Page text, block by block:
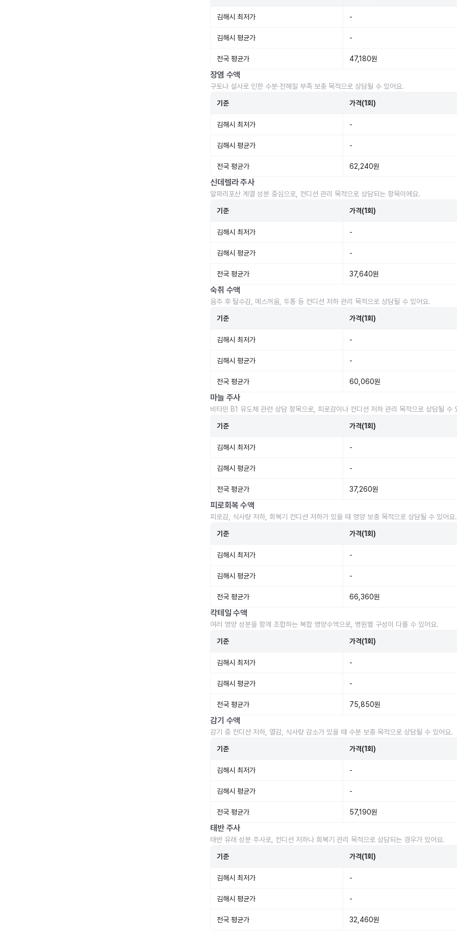
김해시 최저가 -
김해시 평균가 -
전국 평균가 47,180원
장염 수액
구토나 설사로 인한 수분·전해질 부족 보충 목적으로 상담될 수 있어요.
기준 가격(1회)
김해시 최저가 -
김해시 평균가 -
전국 평균가 62,240원
신데렐라 주사
알파리포산 계열 성분 중심으로, 컨디션 관리 목적으로 상담되는 항목이에요.
기준 가격(1회)
김해시 최저가 -
김해시 평균가 -
전국 평균가 37,640원
숙취 수액
음주 후 탈수감, 메스꺼움, 두통 등 컨디션 저하 관리 목적으로 상담될 수 있어요.
기준 가격(1회)
김해시 최저가 -
김해시 평균가 -
전국 평균가 60,060원
마늘 주사
비타민 B1 유도체 관련 상담 항목으로, 피로감이나 컨디션 저하 관리 목적으로 상담될 수
기준 가격(1회)
김해시 최저가 -
김해시 평균가 -
전국 평균가 37,260원
피로회복 수액
피로감, 식사량 저하, 회복기 컨디션 저하가 있을 때 영양 보충 목적으로 상담될 수 있어요.
기준 가격(1회)
김해시 최저가 -
김해시 평균가 -
전국 평균가 66,360원
칵테일 수액
여러 영양 성분을 함께 조합하는 복합 영양수액으로, 병원별 구성이 다를 수 있어요.
기준 가격(1회)
김해시 최저가 -
김해시 평균가 -
전국 평균가 75,850원
감기 수액
감기 중 컨디션 저하, 열감, 식사량 감소가 있을 때 수분 보충 목적으로 상담될 수 있어요.
기준 가격(1회)
김해시 최저가 -
김해시 평균가 -
전국 평균가 57,190원
태반 주사
태반 유래 성분 주사로, 컨디션 저하나 회복기 관리 목적으로 상담되는 경우가 있어요.
기준 가격(1회)
김해시 최저가 -
김해시 평균가 -
전국 평균가 32,460원